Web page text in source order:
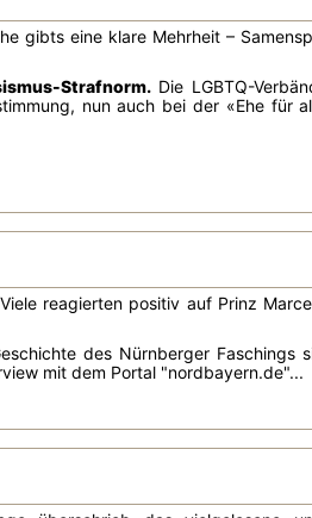
gibts eine klare Mehrheit –
Strafnorm. Die LGBTQ-
nun auch bei der «Ehe für
reagierten positiv auf Prinz
des Nürnberger Faschings
mit dem Portal "nordbayern.de"...